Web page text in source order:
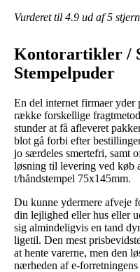
Vurderet til 4.9 ud af 5
Kontorartikler /
Stempelpuder
En del internet firmaer
række forskellige
stunder at få afleveret
blot gå forbi efter
jo særdeles smertefri, samt
løsning til levering ved køb
t/håndstempel 75x145mm.
Du kunne ydermere afveje
din lejlighed eller hus eller
sig almindeligvis en tand
ligetil. Den mest
at hente varerne, men den
nærheden af e-forretningens